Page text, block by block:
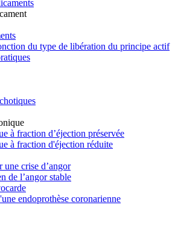
du type de libération du principe actif
à fraction d’éjection préservée
à fraction d'éjection réduite
une crise d’angor
de l’angor stable
endoprothèse coronarienne